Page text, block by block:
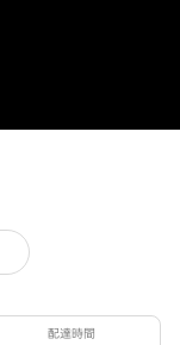
配達時間